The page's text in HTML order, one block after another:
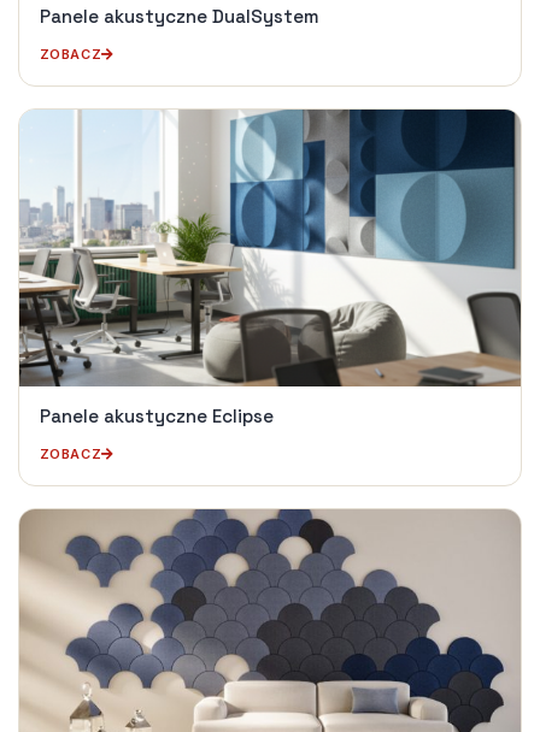
Panele akustyczne DualSystem
ZOBACZ
Panele akustyczne Eclipse
ZOBACZ